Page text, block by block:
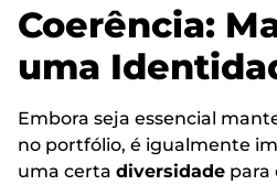
Coerência:
uma
Embora seja essencial
no portfólio, é igualmente
uma certa diversidade para